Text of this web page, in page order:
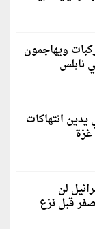
ويهاجمون
نابلس
انتهاكات
غزة
لن
قبل نزع